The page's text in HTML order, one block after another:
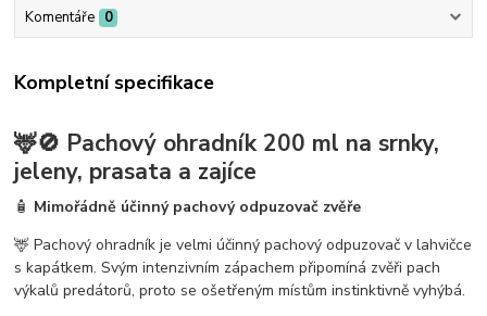
Komentáře 0
Kompletní specifikace
🦌🚫 Pachový ohradník 200 ml na srnky,
jeleny, prasata a zajíce
🧴 Mimořádně účinný pachový odpuzovač zvěře
🦌 Pachový ohradník je velmi účinný pachový odpuzovač v lahvičce
s kapátkem. Svým intenzivním zápachem připomíná zvěři pach
výkalů predátorů, proto se ošetřeným místům instinktivně vyhýbá.